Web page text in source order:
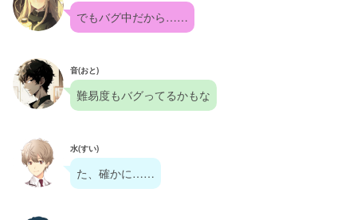
でもバグ中だから……
音(おと)
難易度もバグってるかもな
水(すい)
た、確かに……